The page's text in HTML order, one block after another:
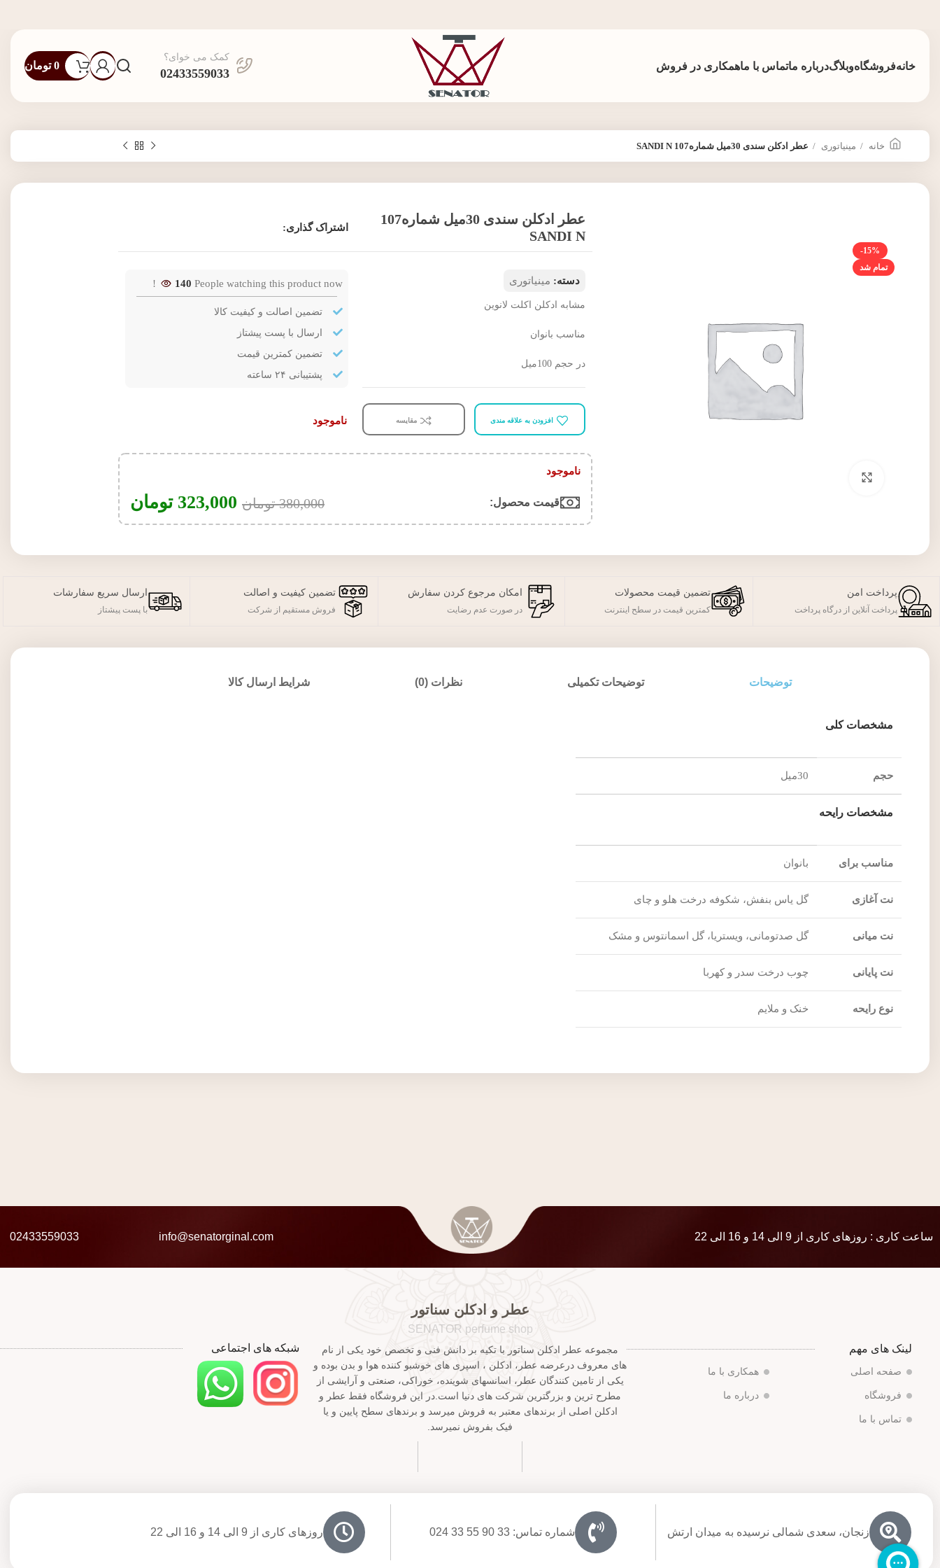
خانهفروشگاهوبلاگدرباره ماتماس با ماهمکاری در فروش
کمک می خوای؟
02433559033
0 تومان
خانه مینیاتوری عطر ادکلن سندی 30میل شماره107 SANDI N
-15%
تمام شد
عطر ادکلن سندی 30میل شماره107
SANDI N
اشتراک گذاری:
دسته: مینیاتوری
مشابه ادکلن اکلت لانوین
مناسب بانوان
در حجم 100میل
افزودن به علاقه مندی مقایسه
140 People watching this product now!
تضمین اصالت و کیفیت کالا
ارسال با پست پیشتاز
تضمین کمترین قیمت
پشتیبانی ۲۴ ساعته
ناموجود
ناموجود
قیمت محصول:​ 380,000 تومان 323,000 تومان
پرداخت امن
پرداخت آنلاین از درگاه پرداخت
تضمین قیمت محصولات
کمترین قیمت در سطح اینترنت
امکان مرجوع کردن سفارش
در صورت عدم رضایت
تضمین کیفیت و اصالت
فروش مستقیم از شرکت
ارسال سریع سفارشات
با پست پیشتاز
توضیحات توضیحات تکمیلی نظرات (0) شرایط ارسال کالا
مشخصات کلی
حجم 30میل
مشخصات رایحه
مناسب برای بانوان
نت آغازی گل یاس بنفش، شکوفه درخت هلو و چای
نت میانی گل صدتومانی، ویستریا، گل اسمانتوس و مشک
نت پایانی چوب درخت سدر و کهربا
نوع رایحه خنک و ملایم
ساعت کاری : روزهای کاری از 9 الی 14 و 16 الی 22 info@senatorginal.com
02433559033
لینک های مهم
صفحه اصلی
فروشگاه
تماس با ما
همکاری با ما
درباره ما
عطر و ادکلن سناتور
SENATOR perfume shop
مجموعه عطر ادکلن سناتور با تکیه بر دانش فنی و تخصص خود یکی از نام
های معروف درعرضه عطر، ادکلن ، اسپری های خوشبو کننده هوا و بدن بوده و
یکی از تامین کنندگان عطر، اسانسهای شوینده، خوراکی، صنعتی و آرایشی از
مطرح ترین و بزرگترین شرکت های دنیا است.در این فروشگاه فقط عطر و
ادکلن اصلی از برندهای معتبر به فروش میرسد و برندهای سطح پایین و یا
فیک بفروش نمیرسد.
شبکه های اجتماعی
زنجان، سعدی شمالی نرسیده به میدان ارتش شماره تماس: 33 90 55 33 024 روزهای کاری از 9 الی 14 و 16 الی 22